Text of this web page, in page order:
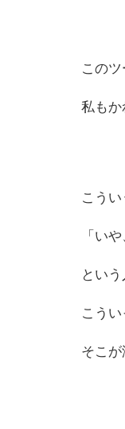
この
私もか
こう
「い
とい
こう
そこが